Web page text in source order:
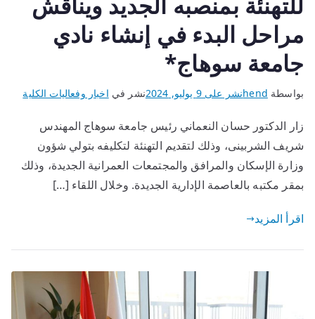
مراحل البدء في إنشاء نادي
جامعة سوهاج*
بواسطة hendنشر على9 يوليو, 2024 نشر في اخبار وفعاليات الكلية
زار الدكتور حسان النعماني رئيس جامعة سوهاج المهندس
شريف الشربينى، وذلك لتقديم التهنئة لتكليفه بتولي شؤون
وزارة الإسكان والمرافق والمجتمعات العمرانية الجديدة، وذلك
بمقر مكتبه بالعاصمة الإدارية الجديدة. وخلال اللقاء […]
اقرأ المزيد